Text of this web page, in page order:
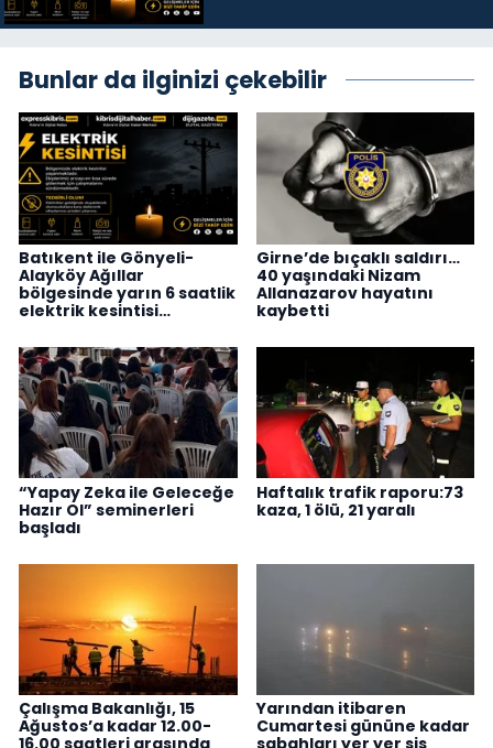
Bunlar da ilginizi çekebilir
Batıkent ile Gönyeli-
Alayköy Ağıllar
bölgesinde yarın 6 saatlik
elektrik kesintisi…
Girne’de bıçaklı saldırı…
40 yaşındaki Nizam
Allanazarov hayatını
kaybetti
“Yapay Zeka ile Geleceğe
Hazır Ol” seminerleri
başladı
Haftalık trafik raporu:73
kaza, 1 ölü, 21 yaralı
Çalışma Bakanlığı, 15
Ağustos’a kadar 12.00-
Yarından itibaren
Cumartesi gününe kadar